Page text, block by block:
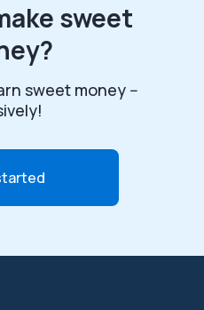
sweet
sweet money --